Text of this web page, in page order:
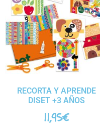
RECORTA Y APRENDE
DISET +3 AÑOS
11,95€